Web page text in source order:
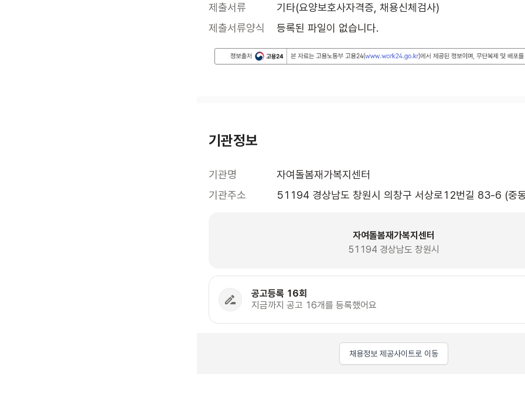
제출서류
기타(요양보호사자격증, 채용신체검사)
제출서류양식
등록된 파일이 없습니다.
기관정보
기관명
자여돌봄재가복지센터
기관주소
51194 경상남도 창원시 의창구 서상로12번길 83-6 (중
자여돌봄재가복지센터
51194 경상남도 창원시
공고등록 16회
지금까지 공고 16개를 등록했어요
채용정보 제공사이트로 이동